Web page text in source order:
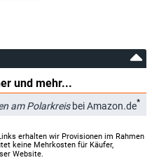
und mehr...
am Polarkreisbei Amazon.de*
erhalten wir Provisionen im Rahmen
keine Mehrkosten für Käufer,
Website.